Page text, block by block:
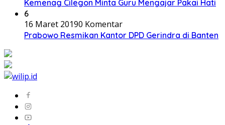
Kemenag Cilegon Minta Guru Mengajar Pakai Hati
6
16 Maret 20190 Komentar
Prabowo Resmikan Kantor DPD Gerindra di Banten